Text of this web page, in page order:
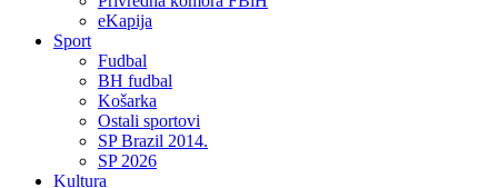
eKapija
Sport
Fudbal
BH fudbal
Košarka
Ostali sportovi
SP Brazil 2014.
SP 2026
Kultura